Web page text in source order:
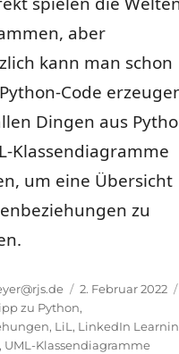
aber
kann man schon
Code
Dingen aus
Klassendiagramme
um eine Übersicht
zu
Veröffentlicht
am
2. Februar 2022
zu Python,
, LiL, LinkedIn
, UML-Klassendiagramme